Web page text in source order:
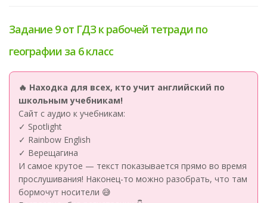
Задание 9 от ГДЗ к рабочей тетради по
географии за 6 класс
🔥 Находка для всех, кто учит английский по
школьным учебникам!
Сайт с аудио к учебникам:
✓ Spotlight
✓ Rainbow English
✓ Верещагина
И самое крутое — текст показывается прямо во время
прослушивания! Наконец-то можно разобрать, что там
бормочут носители 😅